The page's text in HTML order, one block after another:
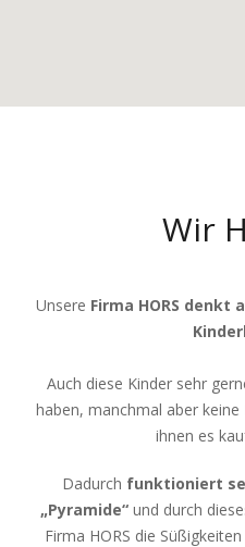
Wir
Unsere Firma HORS denkt
Auch diese Kinder sehr
haben, manchmal aber
ihnen es
Dadurch funktioniert
„Pyramide“ und durch
Firma HORS die